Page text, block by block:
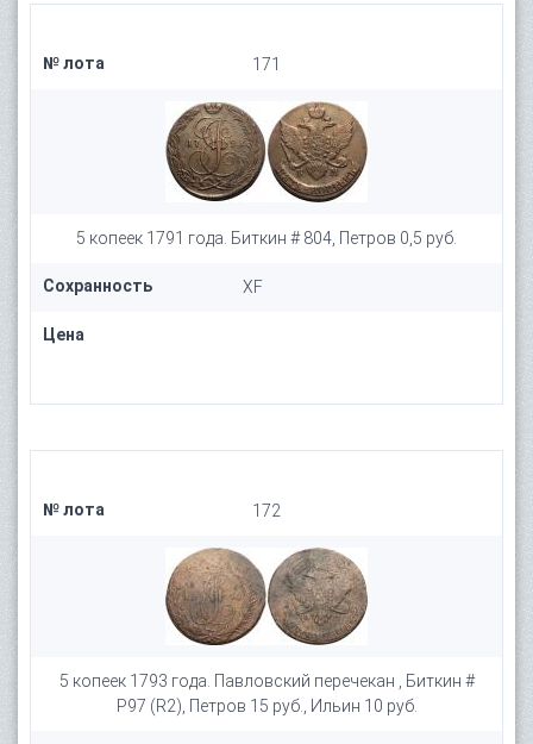
№ лота 171
5 копеек 1791 года. Биткин # 804, Петров 0,5 руб.
Сохранность XF
Цена
№ лота 172
5 копеек 1793 года. Павловский перечекан , Биткин #
P97 (R2), Петров 15 руб., Ильин 10 руб.